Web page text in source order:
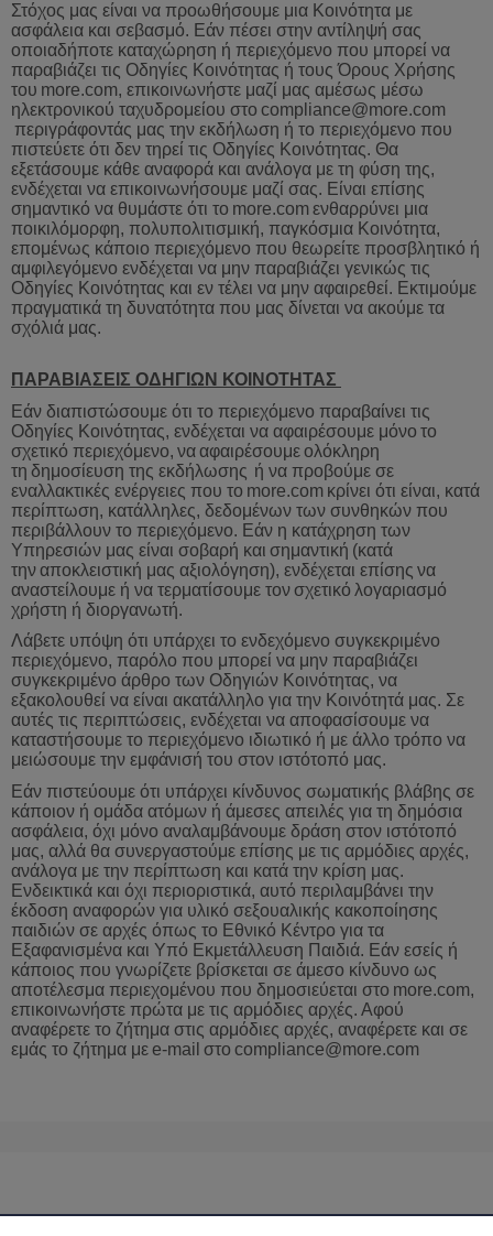
Στόχος μας είναι να προωθήσουμε μια Κοινότητα με
ασφάλεια και σεβασμό. Εάν πέσει στην αντίληψή σας
οποιαδήποτε καταχώρηση ή περιεχόμενο που μπορεί να
παραβιάζει τις Οδηγίες Κοινότητας ή τους Όρους Χρήσης
του more.com, επικοινωνήστε μαζί μας αμέσως μέσω
ηλεκτρονικού ταχυδρομείου στο compliance@more.com
περιγράφοντάς μας την εκδήλωση ή το περιεχόμενο που
πιστεύετε ότι δεν τηρεί τις Οδηγίες Κοινότητας. Θα
εξετάσουμε κάθε αναφορά και ανάλογα με τη φύση της,
ενδέχεται να επικοινωνήσουμε μαζί σας. Είναι επίσης
σημαντικό να θυμάστε ότι το more.comενθαρρύνει μια
ποικιλόμορφη, πολυπολιτισμική, παγκόσμια Κοινότητα,
επομένως κάποιο περιεχόμενο που θεωρείτε προσβλητικό ή
αμφιλεγόμενο ενδέχεται να μην παραβιάζει γενικώς τις
Οδηγίες Κοινότητας και εν τέλει να μην αφαιρεθεί. Εκτιμούμε
πραγματικά τη δυνατότητα που μας δίνεται να ακούμε τα
σχόλιά μας.
ΠΑΡΑΒΙΑΣΕΙΣ ΟΔΗΓΙΩΝ ΚΟΙΝΟΤΗΤΑΣ
Εάν διαπιστώσουμε ότι το περιεχόμενο παραβαίνει τις
Οδηγίες Κοινότητας, ενδέχεται να αφαιρέσουμε μόνο το
σχετικό περιεχόμενο, νααφαιρέσουμεολόκληρη
τη δημοσίευση της εκδήλωσης ή να προβούμε σε
εναλλακτικές ενέργειες που το more.com κρίνει ότι είναι, κατά
περίπτωση, κατάλληλες, δεδομένων των συνθηκών που
περιβάλλουν το περιεχόμενο. Εάν η κατάχρηση των
Υπηρεσιών μας είναι σοβαρή και σημαντική (κατά
τηναποκλειστική μας αξιολόγηση), ενδέχεται επίσης να
αναστείλουμε ή να τερματίσουμε τονσχετικό λογαριασμό
χρήστη ή διοργανωτή.
Λάβετε υπόψη ότι υπάρχει το ενδεχόμενο συγκεκριμένο
περιεχόμενο, παρόλο που μπορεί να μην παραβιάζει
συγκεκριμένο άρθρο των Οδηγιών Κοινότητας, να
εξακολουθεί να είναι ακατάλληλο για την Κοινότητά μας. Σε
αυτές τις περιπτώσεις, ενδέχεται να αποφασίσουμε να
καταστήσουμε το περιεχόμενο ιδιωτικό ή με άλλο τρόπο να
μειώσουμε την εμφάνισή του στον ιστότοπό μας.
Εάν πιστεύουμε ότι υπάρχει κίνδυνος σωματικής βλάβης σε
κάποιον ή ομάδα ατόμων ή άμεσες απειλές για τη δημόσια
ασφάλεια, όχι μόνο αναλαμβάνουμε δράση στον ιστότοπό
μας, αλλά θα συνεργαστούμε επίσης με τις αρμόδιες αρχές,
ανάλογα με την περίπτωση και κατά την κρίση μας.
Ενδεικτικά και όχι περιοριστικά, αυτό περιλαμβάνει την
έκδοση αναφορών για υλικό σεξουαλικής κακοποίησης
παιδιών σε αρχές όπως το Εθνικό Κέντρο για τα
Εξαφανισμένα και Υπό Εκμετάλλευση Παιδιά. Εάν εσείς ή
κάποιος που γνωρίζετε βρίσκεται σε άμεσο κίνδυνο ως
αποτέλεσμα περιεχομένου που δημοσιεύεται στο more.com,
επικοινωνήστε πρώτα με τις αρμόδιες αρχές. Αφού
αναφέρετε το ζήτημα στις αρμόδιες αρχές, αναφέρετε και σε
εμάς το ζήτημα μεe-mail στο compliance@more.com